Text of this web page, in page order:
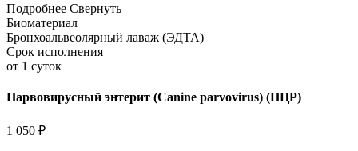
Подробнее Свернуть
Биоматериал
Бронхоальвеолярный лаваж (ЭДТА)
Срок исполнения
от 1 суток
Парвовирусный энтерит (Canine рarvovirus) (ПЦР)
1 050 ₽